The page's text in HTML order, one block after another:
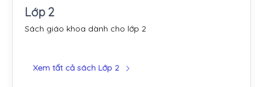
Lớp 2
Sách giáo khoa dành cho lớp 2
Xem tất cả sách Lớp 2